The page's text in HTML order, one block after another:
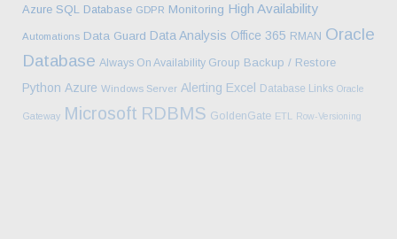
Azure SQL Database GDPR Monitoring High Availability
Automations Data Guard Data Analysis Office 365 RMAN Oracle
Database Always On Availability Group Backup / Restore
Python Azure Windows Server Alerting Excel Database Links Oracle
Gateway Microsoft RDBMS GoldenGate ETL Row-Versioning